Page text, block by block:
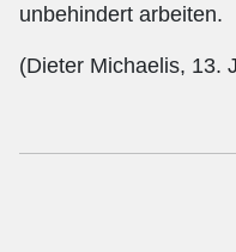
unbehindert arbeiten.
(Dieter Michaelis, 13.